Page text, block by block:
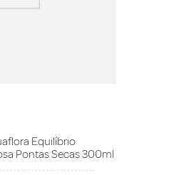
Equilíbrio
Pontas Secas 300ml